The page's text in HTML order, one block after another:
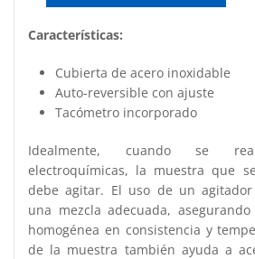
Características:
Cubierta de acero inoxidable
Auto-reversible con ajuste
Tacómetro incorporado
Idealmente, cuando se
electroquímicas, la muestra que
debe agitar. El uso de un
una mezcla adecuada,
homogénea en consistencia y
de la muestra también ayuda a